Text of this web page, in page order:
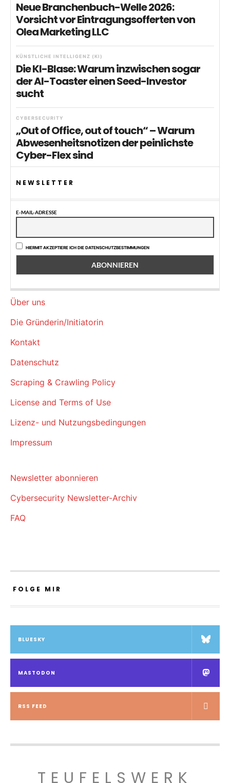
Neue Branchenbuch-Welle 2026:
Vorsicht vor Eintragungsofferten von
Olea Marketing LLC
KÜNSTLICHE INTELLIGENZ (KI)
Die KI-Blase: Warum inzwischen sogar
der AI-Toaster einen Seed-Investor
sucht
CYBERSECURITY
„Out of Office, out of touch“ – Warum
Abwesenheitsnotizen der peinlichste
Cyber-Flex sind
NEWSLETTER
E-MAIL-ADRESSE
HIERMIT AKZEPTIERE ICH DIE DATENSCHUTZBESTIMMUNGEN
Über uns
Die Gründerin/Initiatorin
Kontakt
Datenschutz
Scraping & Crawling Policy
License and Terms of Use
Lizenz- und Nutzungsbedingungen
Impressum
Newsletter abonnieren
Cybersecurity Newsletter-Archiv
FAQ
FOLGE MIR
BLUESKY
MASTODON
RSS FEED
TEUFELSWERK